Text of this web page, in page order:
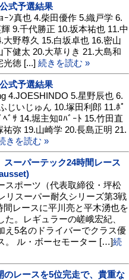
式予選結果
ｰﾝ真也 4.柴田優作 5.織戸学 6.
9.千代勝正 10.坂本祐也 11.中
野尊久 15.白坂卓也 16.密山
健太 20.大草りき 21.大島和
光徳 [...] 続きを読む »
式予選結果
4.JOESHINDO 5.星野辰也 6.
じいじゅん 10.塚田利郎 11.ﾎﾟ
ﾞｻ 14.堀主知ﾛﾊﾞｰﾄ 15.竹田直
弥 19.山崎学 20.長島正明 21.
きを読む »
スーパーテック24時間レース
ポーツ（代表取締役・坪松
リスーパー耐久シリーズ第3戦
レースに平川亮と平木湧也を
。レギュラーの嵯峨宏紀、
え5名のドライバーでクラス優
。 ル・ボーセモーター […]続
のレースを5位完走で、貴重な